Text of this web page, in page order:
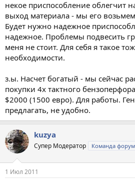
некое приспособление облегчит
выход материала - мы его
Будет нужно надежное
надежное. Проблемы подвесить
меня не стоит. Для себя я такое
необходимости.
з.ы. Насчет богатый - мы сейчас
покупки 4х тактного
$2000 (1500 евро). Для работы.
предлагать, не удобно.
kuzya
Супер Модератор Команда
1 Июл 2011